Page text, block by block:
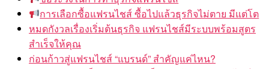
การเลือกซื้อแฟรนไชส์ ซื้อไปแล้วธุรกิจไม่ตาย มีแต่โต
หมดกังวลเรื่องเริ่มต้นธุรกิจ แฟรนไชส์มีระบบพร้อมสูตร
สำเร็จให้คุณ
ก่อนก้าวสู่แฟรนไชส์ “แบรนด์” สำคัญแค่ไหน?